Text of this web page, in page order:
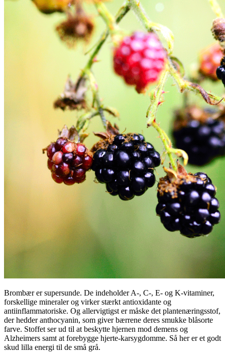
Brombær er supersunde. De indeholder A-, C-, E- og K-vitaminer,
forskellige mineraler og virker stærkt antioxidante og
antiinflammatoriske. Og allervigtigst er måske det plantenæringsstof,
der hedder anthocyanin, som giver bærrene deres smukke blåsorte
farve. Stoffet ser ud til at beskytte hjernen mod demens og
Alzheimers samt at forebygge hjerte-karsygdomme. Så her er et godt
skud lilla energi til de små grå.